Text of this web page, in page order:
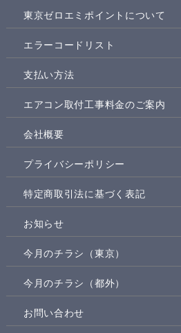
東京ゼロエミポイントについて
エラーコードリスト
支払い方法
エアコン取付工事料金のご案内
会社概要
プライバシーポリシー
特定商取引法に基づく表記
お知らせ
今月のチラシ（東京）
今月のチラシ（都外）
お問い合わせ